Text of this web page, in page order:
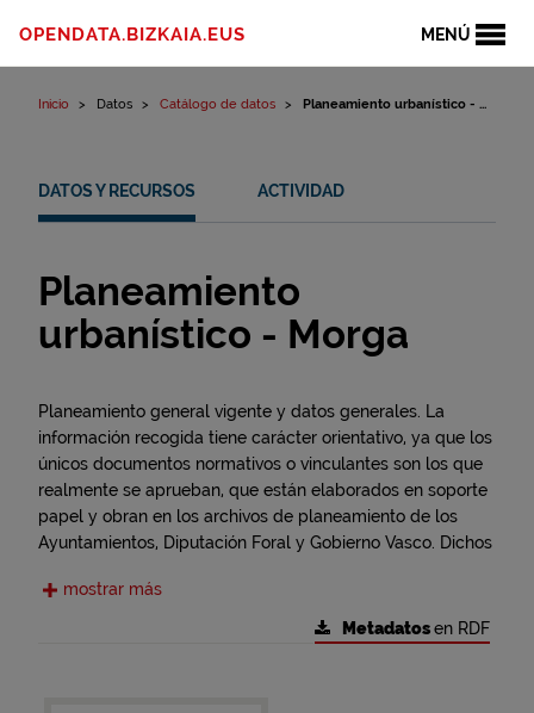
MENÚ
OPENDATA.BIZKAIA.EUS
Inicio Datos Catálogo de datos Planeamiento urbanístico - ...
DATOS Y RECURSOS ACTIVIDAD
Planeamiento
urbanístico - Morga
Planeamiento general vigente y datos generales. La
información recogida tiene carácter orientativo, ya que los
únicos documentos normativos o vinculantes son los que
realmente se aprueban, que están elaborados en soporte
papel y obran en los archivos de planeamiento de los
Ayuntamientos, Diputación Foral y Gobierno Vasco. Dichos
ellos, por lo que no se obtiene de la simple adición de los
planeamientos municipales una información urbanística
continua y coherente del territorio de Bizkaia, siendo
mostrar más
Metadatosen RDF